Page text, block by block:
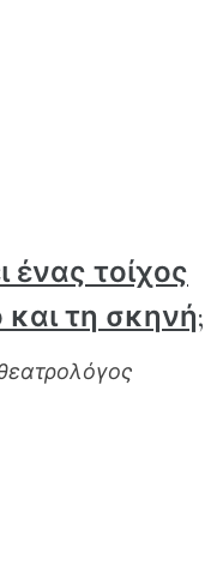
ένας τοίχος
τη σκηνή;